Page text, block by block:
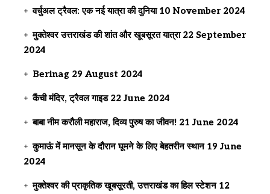
वर्चुअल ट्रैवल: एक नई यात्रा की दुनिया 10 November 2024
मुक्तेश्वर उत्तराखंड की शांत और खूबसूरत यात्रा 22 September
2024
Berinag 29 August 2024
कैंची मंदिर, ट्रैवल गाइड 22 June 2024
बाबा नीम करौली महाराज, दिव्य पुरुष का जीवन! 21 June 2024
कुमाऊं में मानसून के दौरान घूमने के लिए बेहतरीन स्थान 19 June
2024
मुक्तेश्वर की प्राकृतिक खूबसूरती, उत्तराखंड का हिल स्टेशन 12